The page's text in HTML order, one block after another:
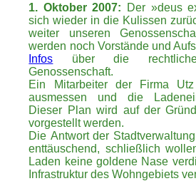
1. Oktober 2007: Der »deus
sich wieder in die Kulissen
weiter unseren
werden noch Vorstände und
Infos über die
Genossenschaft.
Ein Mitarbeiter der Firma
ausmessen und die
Dieser Plan wird auf der
vorgestellt werden.
Die Antwort der
enttäuschend, schließlich
Laden keine goldene Nase
Infrastruktur des Wohngebiets